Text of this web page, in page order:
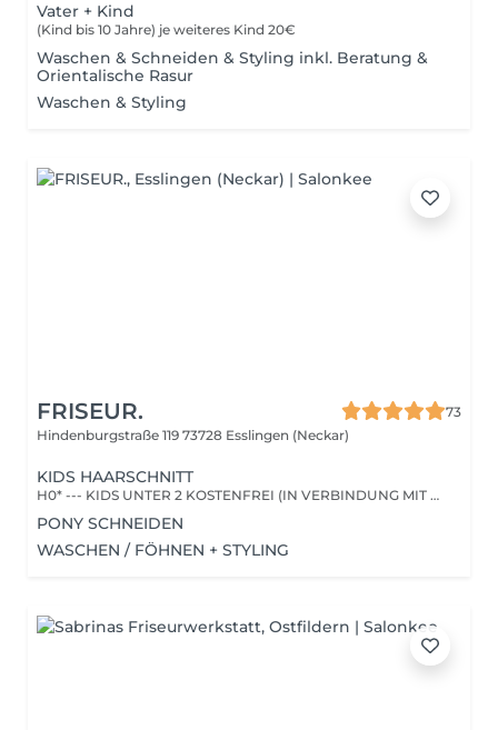
Vater + Kind
(Kind bis 10 Jahre) je weiteres Kind 20€
Waschen & Schneiden & Styling inkl. Beratung &
Orientalische Rasur
Waschen & Styling
FRISEUR.
73
Hindenburgstraße 119 73728 Esslingen (Neckar)
KIDS HAARSCHNITT
H0* --- KIDS UNTER 2 KOSTENFREI (IN VERBINDUNG MIT EINER LEISTUNG BEI EINEM VOLLZAHLER)
PONY SCHNEIDEN
WASCHEN / FÖHNEN + STYLING